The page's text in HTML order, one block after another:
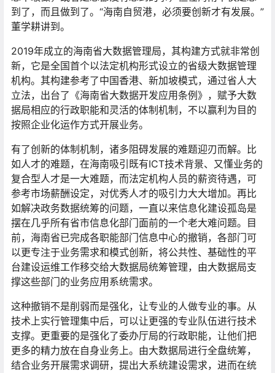
到了，而且做到了。“海南自贸港，必须要创新才有发展。”
董学耕讲到。
2019年成立的海南省大数据管理局，其构建方式就非常创
新，它是全国首个以法定机构形式设立的省级大数据管理
机构。其构建参考了中国香港、新加坡模式，通过省人大
立法，出台了《海南省大数据开发应用条例》，赋予大数
据局相应的行政职能和灵活的体制机制，不以赢利为目的
按照企业化运作方式开展业务。
有了创新的体制机制，诸多阻碍发展的难题迎刃而解。比
如人才的难题，在海南吸引既有ICT技术背景、又懂业务的
复合型人才是一大难题，而法定机构人员的薪资待遇，可
参考市场薪酬设定，对优秀人才的吸引力大大增加。再比
如解决政务数据统筹的问题，一直以来信息化建设孤岛是
摆在几乎所有省市信息化部门面前的一个老大难问题。目
前，海南省已完成各职能部门信息中心的撤销，各部门可
以更专注于业务需求和模式创新，将公共性、基础性的平
台建设运维工作移交给大数据局统筹管理，由大数据局支
撑这些部门的业务应用系统需求。
这种撤销不是削弱而是强化，让专业的人做专业的事。从
技术上实行管理集中后，可以让更强的专业队伍进行技术
支撑。更重要的是强化了委办厅局的行政职能，让他们把
更多的精力放在自身业务上。由大数据局进行全盘统筹，
结合业务开展需求调研，提出大系统建设需求，进而在统